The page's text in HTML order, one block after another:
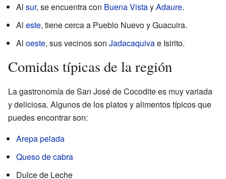
Al sur, se encuentra con Buena VistayAdaure.
Al este, tiene cerca a Pueblo Nuevo y Guacuira.
Al oeste, sus vecinos son Jadacaquivae Isirito.
Comidas típicas de la región
La gastronomía de San José de Cocodite es muy variada
y deliciosa. Algunos de los platos y alimentos típicos que
puedes encontrar son:
Arepa pelada
Queso de cabra
Dulce de Leche